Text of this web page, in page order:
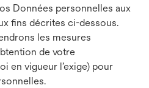
Données personnelles aux
fins décrites ci-dessous.
les mesures
de votre
en vigueur l’exige) pour